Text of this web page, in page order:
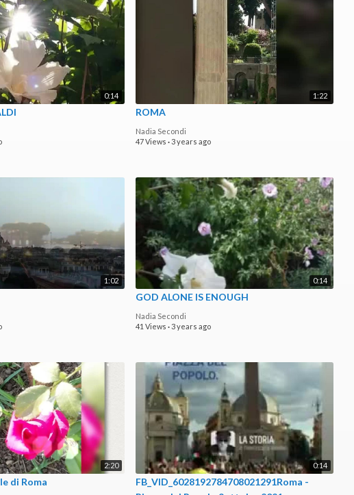
0:14 1:22
ROMA
Nadia Secondi
47 Views ·3 years ago
1:02 0:14
GOD ALONE IS ENOUGH
Nadia Secondi
41 Views ·3 years ago
2:20
di Roma
0:14
FB_VID_6028192784708021291Roma -